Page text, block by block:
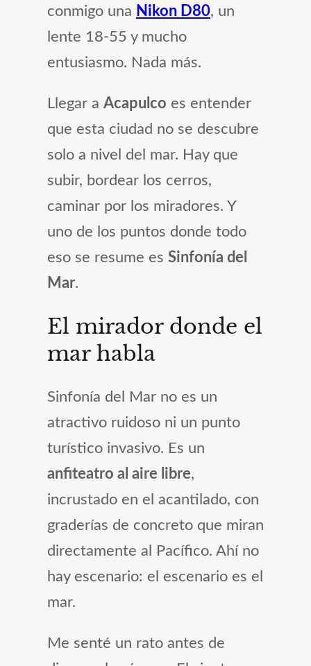
conmigo una Nikon D80, un
lente 18-55 y mucho
entusiasmo. Nada más.
Llegar a Acapulco es entender
que esta ciudad no se descubre
solo a nivel del mar. Hay que
subir, bordear los cerros,
caminar por los miradores. Y
uno de los puntos donde todo
eso se resume es Sinfonía del
Mar.
El mirador donde el
mar habla
Sinfonía del Mar no es un
atractivo ruidoso ni un punto
turístico invasivo. Es un
anfiteatro al aire libre,
incrustado en el acantilado, con
graderías de concreto que miran
directamente al Pacífico. Ahí no
hay escenario: el escenario es el
mar.
Me senté un rato antes de